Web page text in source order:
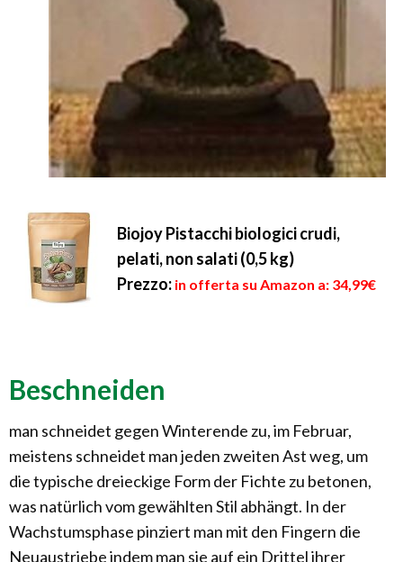
Biojoy Pistacchi biologici crudi,
pelati, non salati (0,5 kg)
Prezzo: in offerta su Amazon a: 34,99€
Beschneiden
man schneidet gegen Winterende zu, im Februar,
meistens schneidet man jeden zweiten Ast weg, um
die typische dreieckige Form der Fichte zu betonen,
was natürlich vom gewählten Stil abhängt. In der
Wachstumsphase pinziert man mit den Fingern die
Neuaustriebe indem man sie auf ein Drittel ihrer